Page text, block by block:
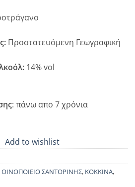
Προστατευόμενη Γεωγραφική
14% vol
: πάνω απο 7 χρόνια
Add to wishlist
ΣΑΝΤΟΡΙΝΗΣ, ΚΟΚΚΙΝΑ,